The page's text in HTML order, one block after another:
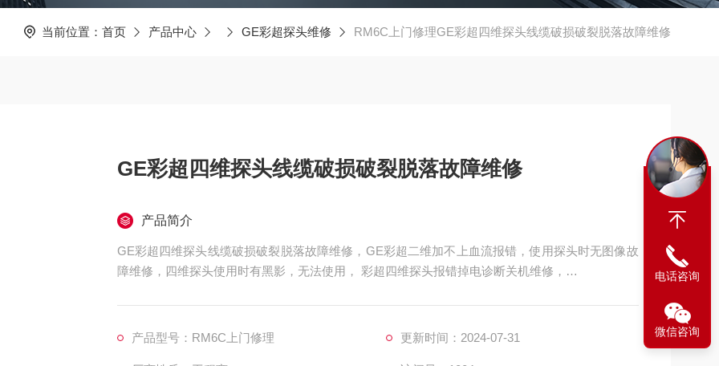
当前位置： 首页 产品中心 GE彩超探头维修 RM6C上门修理GE彩超四维探头线缆破损破裂脱落故障维修
GE彩超四维探头线缆破损破裂脱落故障维修
产品简介
GE彩超四维探头线缆破损破裂脱落故障维修，GE彩超二维加不上血流报错，使用探头时无图像故
障维修，四维探头使用时有黑影，无法使用， 彩超四维探头报错掉电诊断关机维修，
识别探头维修
产品型号：RM6C上门修理 更新时间：2024-07-31
电话咨询
微信咨询